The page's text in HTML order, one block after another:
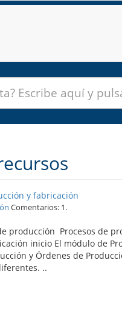
y fabricación
Comentarios: 1.
producción Procesos de
inicio El módulo de
y Órdenes de
..